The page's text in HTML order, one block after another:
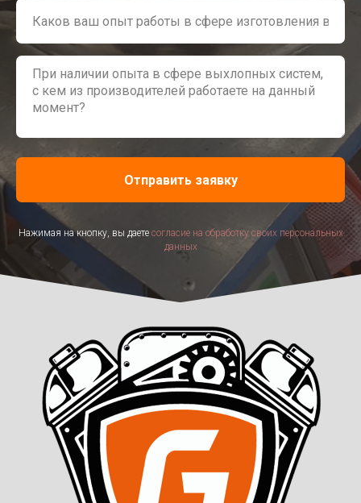
Отправить заявку
Нажимая на кнопку, вы даете согласие на обработку своих персональных
данных